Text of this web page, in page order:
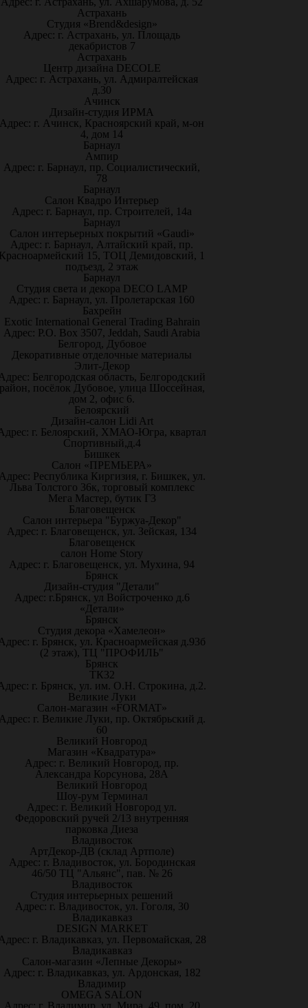
Астрахань
Студия «Brend&design»
Адрес: г. Астрахань, ул. Площадь
декабристов 7
Астрахань
Центр дизайна DECOLE
Адрес: г. Астрахань, ул. Адмиралтейская
д.30
Ачинск
Дизайн-студия ИРМА
Адрес: г. Ачинск, Красноярский край, м-он
4, дом 14
Барнаул
Ампир
Адрес: г. Барнаул, пр. Социалистический,
78
Барнаул
Салон Квадро Интерьер
Адрес: г. Барнаул, пр. Строителей, 14а
Барнаул
Салон интерьерных покрытий «Gaudi»
Адрес: г. Барнаул, Алтайский край, пр.
15, ТОЦ Демидовский, 1
подъезд, 2 этаж
Барнаул
Студия света и декора DECO LAMP
Адрес: г. Барнаул, ул. Пролетарская 160
Бахрейн
Exotic International General Trading Bahrain
Адрес: P.O. Box 3507, Jeddah, Saudi Arabia
Белгород, Дубовое
Декоративные отделочные материалы
Элит-Декор
Белгородская область, Белгородский
посёлок Дубовое, улица Шоссейная,
дом 2, офис 6.
Белоярский
Дизайн-салон Lidi Art
г. Белоярский, ХМАО-Югра, квартал
Спортивный,д.4
Бишкек
Салон «ПРЕМЬЕРА»
Республика Киргизия, г. Бишкек, ул.
Льва Толстого 36к, торговый комплекс
Мега Мастер, бутик Г3
Благовещенск
Салон интерьера "Буржуа-Декор"
Адрес: г. Благовещенск, ул. Зейская, 134
Благовещенск
салон Home Story
Адрес: г. Благовещенск, ул. Мухина, 94
Брянск
Дизайн-студия "Детали"
Адрес: г.Брянск, ул Войстроченко д.6
«Детали»
Брянск
Студия декора «Хамелеон»
г. Брянск, ул. Красноармейская д.93б
(2 этаж), ТЦ "ПРОФИЛЬ"
Брянск
ТК32
г. Брянск, ул. им. О.Н. Строкина, д.2.
Великие Луки
Салон-магазин «FORMAT»
г. Великие Луки, пр. Октябрьский д.
60
Великий Новгород
Магазин «Квадратура»
Адрес: г. Великий Новгород, пр.
Александра Корсунова, 28А
Великий Новгород
Шоу-рум Терминал
Адрес: г. Великий Новгород ул.
Федоровский ручей 2/13 внутренняя
парковка Диеза
Владивосток
АртДекор-ДВ (склад Артполе)
Адрес: г. Владивосток, ул. Бородинская
46/50 ТЦ "Альянс", пав. № 26
Владивосток
Студия интерьерных решений
Адрес: г. Владивосток, ул. Гоголя, 30
Владикавказ
DESIGN MARKET
г. Владикавказ, ул. Первомайская, 28
Владикавказ
Салон-магазин «Лепные Декоры»
Адрес: г. Владикавказ, ул. Ардонская, 182
Владимир
OMEGA SALON
Адрес: г. Владимир, ул. Мира, 49, пом. 20